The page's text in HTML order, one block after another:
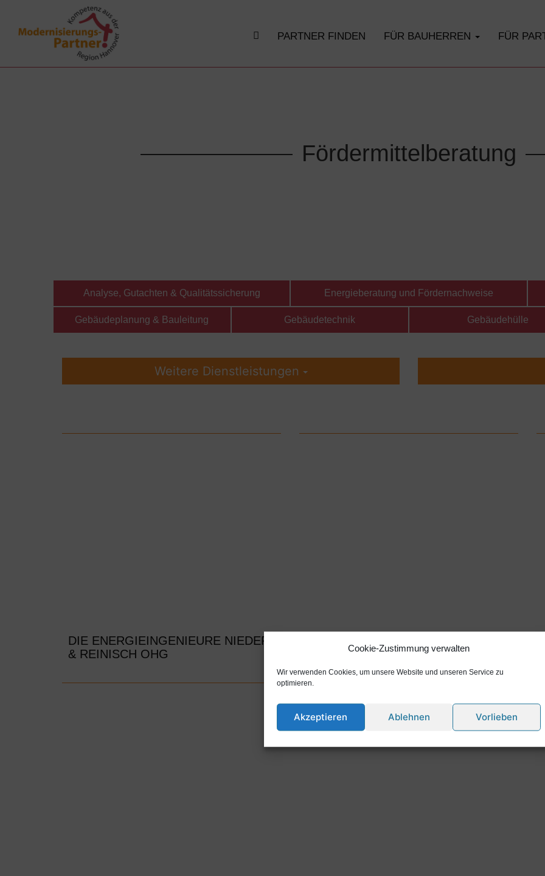
Cookie-Zustimmung verwalten
Wir verwenden Cookies, um unsere Website und unseren Service zu
optimieren.
Akzeptieren Ablehnen Vorlieben
PARTNER FINDEN FÜR BAUHERREN FÜR
Fördermittelberatung
Analyse, Gutachten & Qualitätssicherung Energieberatung und Fördernachweise
Gebäudeplanung & Bauleitung Gebäudetechnik Gebäudehülle
Weitere Dienstleistungen
DIE ENERGIEINGENIEURE NIEDER
& REINISCH OHG
HOLZMANN